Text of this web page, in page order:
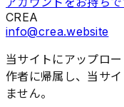
CREA
info@crea.website
当サイトにアップロ
作者に帰属し、当サ
ません。